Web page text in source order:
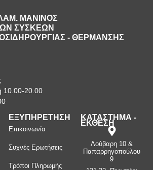
ΜΑΝΙΝΟΣ
ΣΥΣΚΕΩΝ
- ΘΕΡΜΑΝΣΗΣ
10.00-20.00
ΕΞΥΠΗΡΕΤΗΣΗ
Επικοινωνία
Συχνές Ερωτήσεις
Τρόποι Πληρωμής
ΚΑΤΑΣΤΗΜΑ -
ΕΚΘΕΣΗ
Λούβαρη 10 &
Παπαρρηγοπούλου
9